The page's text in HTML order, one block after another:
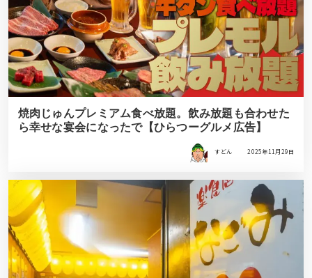
焼肉じゅんプレミアム食べ放題。飲み放題も合わせた
ら幸せな宴会になったで【ひらつーグルメ広告】
すどん 2025年11月29日